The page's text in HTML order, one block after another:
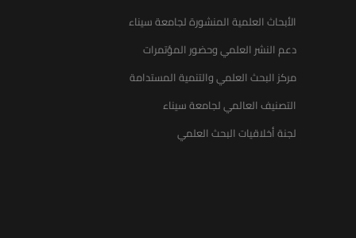
الأبحاث العلمية المنشورة لجامعة سيناء
دعم النشر العلمي وحضور المؤتمرات
مركز البحث العلمي والتنمية المستدامة
التصنيف العالمي لجامعة سيناء
لجنة أخلاقيات البحث العلمي